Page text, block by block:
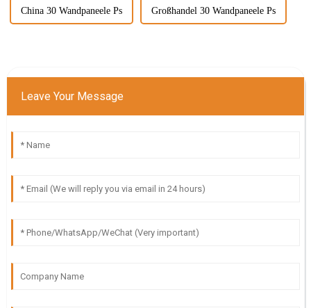
China 30 Wandpaneele Ps Großhandel 30 Wandpaneele Ps
Leave Your Message